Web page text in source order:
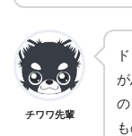
チワワ先輩